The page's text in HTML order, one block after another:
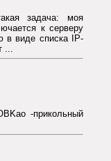
задача: моя
к серверу
в виде списка IP-
-прикольный